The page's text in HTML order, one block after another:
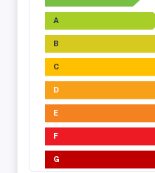
A
B
C
D
E
F
G